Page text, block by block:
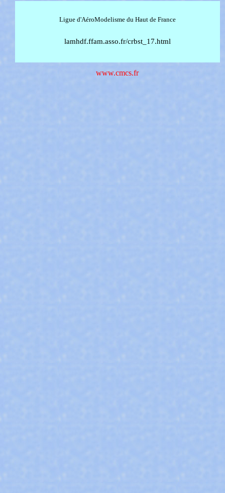
Ligue d'AéroModelisme du Haut de France
lamhdf.ffam.asso.fr/crbst_17.html
www.cmcs.fr